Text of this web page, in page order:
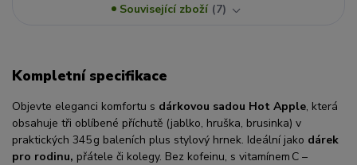
Související zboží 7
Kompletní specifikace
Objevte eleganci komfortu s dárkovou sadou Hot Apple, která
obsahuje tři oblíbené příchutě (jablko, hruška, brusinka) v
praktických 345 g baleních plus stylový hrnek. Ideální jako dárek
pro rodinu, přátele či kolegy. Bez kofeinu, s vitamínem C –